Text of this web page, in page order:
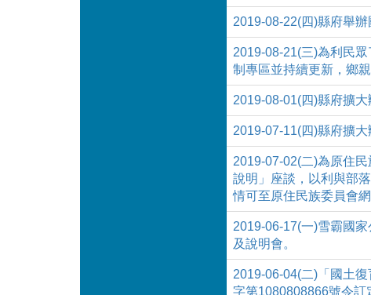
2019-08-22(四)縣府舉
2019-08-21(三)為利民
制專區並持續更新，鄉
2019-08-01(四)縣府擴
2019-07-11(四)縣府擴
2019-07-02(二)為原住
說明」座談，以利與部
情可至原住民族委員會網
2019-06-17(一)雪霸國
及說明會。
2019-06-04(二)「國土
字第1080808866號令訂